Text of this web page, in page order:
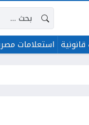
البحث عن:
استعلامات